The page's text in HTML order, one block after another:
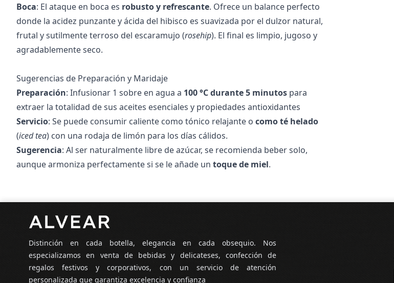
Boca: El ataque en boca es robusto y refrescante. Ofrece un balance perfecto
donde la acidez punzante y ácida del hibisco es suavizada por el dulzor natural,
frutal y sutilmente terroso del escaramujo (rosehip). El final es limpio, jugoso y
agradablemente seco.
Sugerencias de Preparación y Maridaje
Preparación: Infusionar 1 sobre en agua a 100 °C durante 5 minutos para
extraer la totalidad de sus aceites esenciales y propiedades antioxidantes
Servicio: Se puede consumir caliente como tónico relajante o como té helado
(iced tea) con una rodaja de limón para los días cálidos.
Sugerencia: Al ser naturalmente libre de azúcar, se recomienda beber solo,
aunque armoniza perfectamente si se le añade un toque de miel.
Distinción en cada botella, elegancia en cada obsequio. Nos
especializamos en venta de bebidas y delicateses, confección de
regalos festivos y corporativos, con un servicio de atención
personalizada que garantiza excelencia y confianza